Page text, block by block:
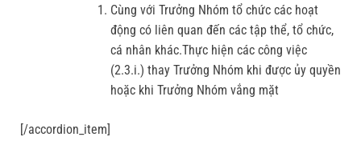
Cùng với Trưởng Nhóm tổ chức các hoạt
động có liên quan đến các tập thể, tổ chức,
cá nhân khác.Thực hiện các công việc
(2.3.i.) thay Trưởng Nhóm khi được ủy quyền
hoặc khi Trưởng Nhóm vắng mặt
[/accordion_item]